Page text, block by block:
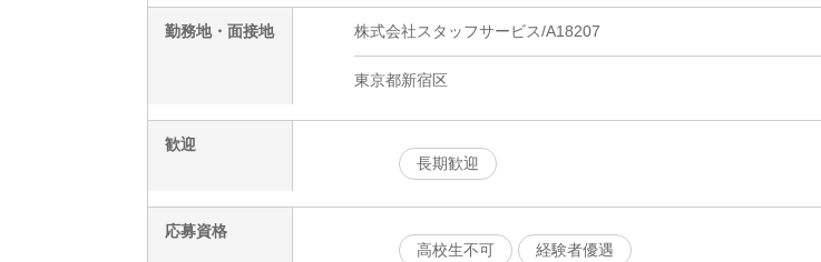
勤務地・面接地 株式会社スタッフサービス/A18207
東京都新宿区
歓迎
長期歓迎
応募資格
高校生不可
経験者優遇